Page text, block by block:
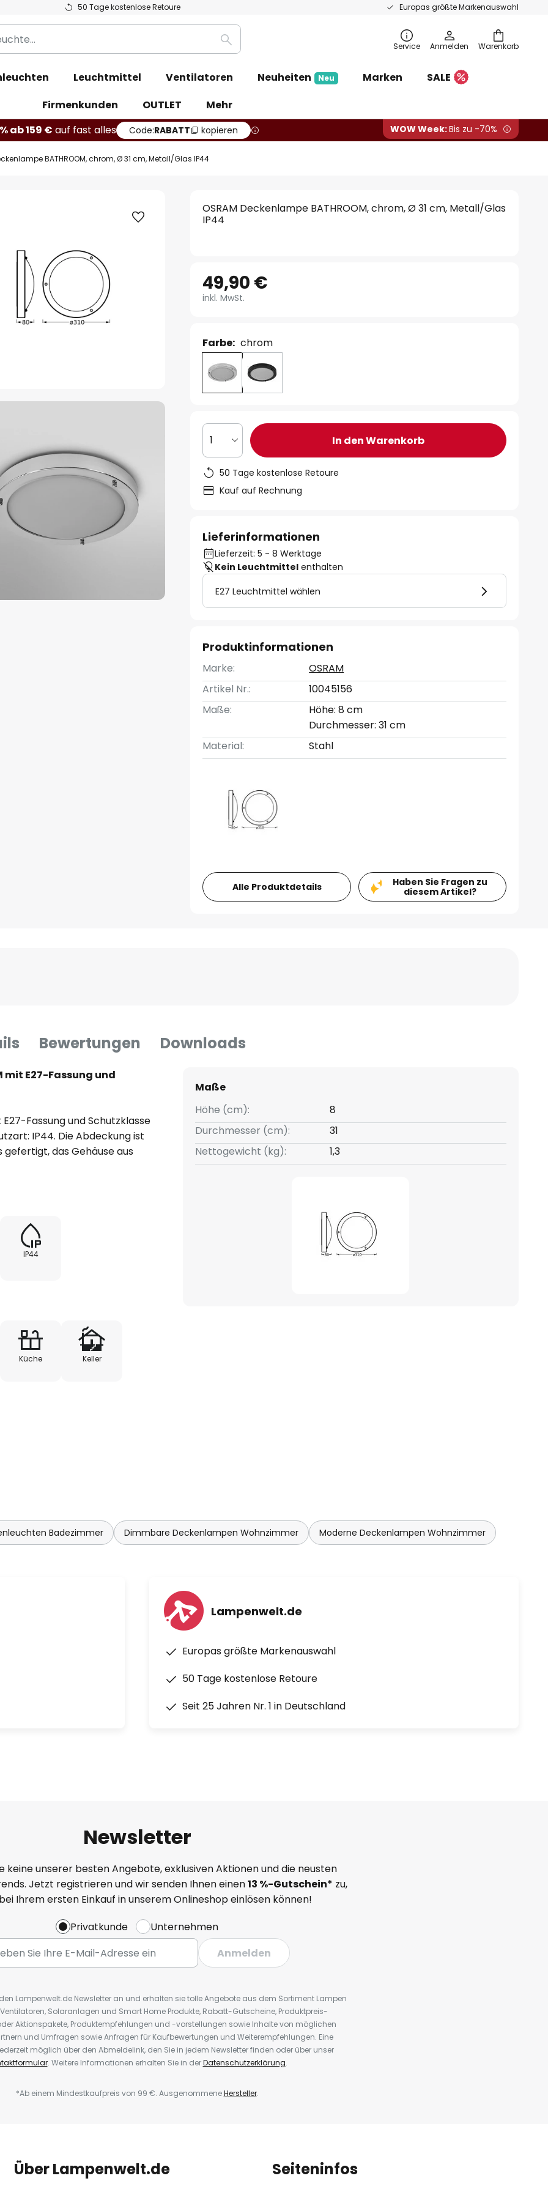
50 Tage kostenlose Retoure Europas größte Markenauswahl
Warenkorb
Suche Service Anmelden
Leuchtmittel Ventilatoren Neuheiten Neu Marken
SALE
Firmenkunden
OUTLET
Mehr
ab 159 € auf fast alles Code:RABATT kopieren WOW Week:Bis zu -70%
BATHROOM, chrom, Ø 31 cm, Metall/Glas IP44
OSRAM Deckenlampe BATHROOM, chrom, Ø 31 cm, Metall/Glas
IP44
49,90 €
inkl. MwSt.
Farbe: chrom
1 In den Warenkorb
50 Tage kostenlose Retoure
Kauf auf Rechnung
Lieferinformationen
Lieferzeit: 5 - 8 Werktage
Kein Leuchtmittel enthalten
E27 Leuchtmittel wählen
Produktinformationen
Marke:
OSRAM
Artikel Nr.:
10045156
Maße:
Höhe: 8 cm
Durchmesser: 31 cm
Material:
Stahl
Alle Produktdetails
Haben Sie Fragen zu
diesem Artikel?
Bewertungen Downloads
mit E27-Fassung und
Fassung und Schutzklasse
IP44. Die Abdeckung ist
das Gehäuse aus
IP44
Küche Keller
Maße
Höhe (cm):
8
Durchmesser (cm):
31
Nettogewicht (kg):
1,3
Badezimmer Dimmbare Deckenlampen Wohnzimmer Moderne Deckenlampen Wohnzimmer
Lampenwelt.de
Europas größte Markenauswahl
50 Tage kostenlose Retoure
Seit 25 Jahren Nr. 1 in Deutschland
Newsletter
keine unserer besten Angebote, exklusiven Aktionen und die neusten
Jetzt registrieren und wir senden Ihnen einen13 %-Gutschein* zu,
Ihrem ersten Einkauf in unserem Onlineshop einlösen können!
Privatkunde
Unternehmen
Anmelden
Lampenwelt.de Newsletter an und erhalten sie tolle Angebote aus dem Sortiment Lampen
Solaranlagen und Smart Home Produkte, Rabatt-Gutscheine, Produktpreis-
Aktionspakete, Produktempfehlungen und -vorstellungen sowie Inhalte von möglichen
und Umfragen sowie Anfragen für Kaufbewertungen und Weiterempfehlungen. Eine
möglich über den Abmeldelink, den Sie in jedem Newsletter finden oder über unser
. Weitere Informationen erhalten Sie in derDatenschutzerklärung.
*Ab einem Mindestkaufpreis von 99 €. AusgenommeneHersteller.
Über Lampenwelt.de Seiteninfos